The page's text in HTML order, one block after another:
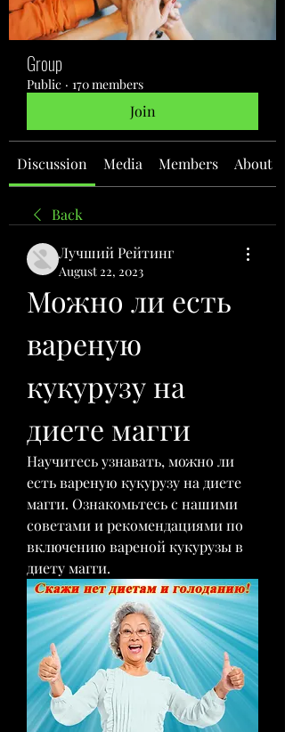
Group
Public · 170 members
Join
Discussion Media Members About
Back
Лучший Рейтинг
August 22, 2023
Можно ли есть
вареную
кукурузу на
диете магги
Научитесь узнавать, можно ли
есть вареную кукурузу на диете
магги. Ознакомьтесь с нашими
советами и рекомендациями по
включению вареной кукурузы в
диету магги.